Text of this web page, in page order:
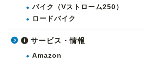
バイク（Vストローム250）
ロードバイク
サービス・情報
Amazon